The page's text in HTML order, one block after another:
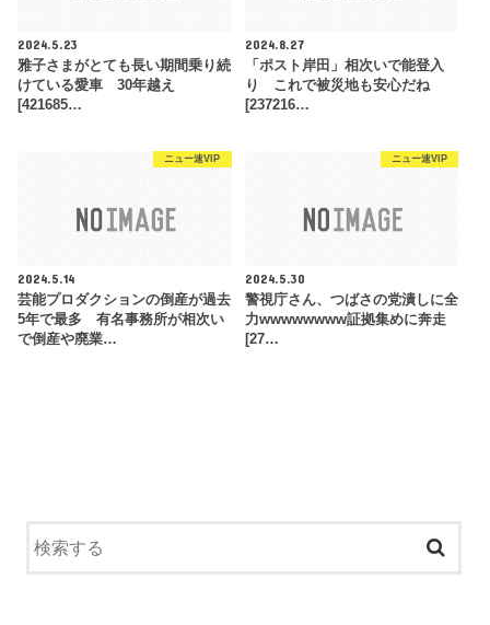
2024.5.23
雅子さまがとても長い期間乗り続
けている愛車 30年越え
[421685…
2024.8.27
「ポスト岸田」相次いで能登入
り これで被災地も安心だね
[237216…
ニュー速VIP
2024.5.14
芸能プロダクションの倒産が過去
5年で最多 有名事務所が相次い
で倒産や廃業…
ニュー速VIP
2024.5.30
警視庁さん、つばさの党潰しに全
力wwwwwwww証拠集めに奔走
[27…